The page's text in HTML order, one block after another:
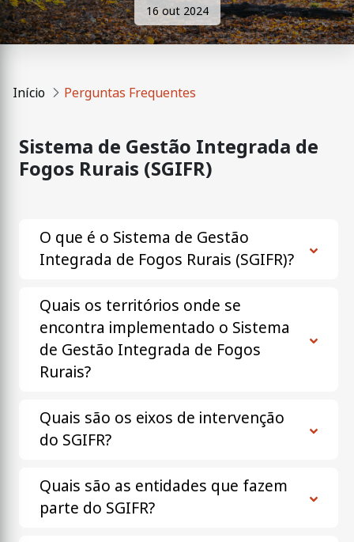
16 out 2024
Início Perguntas Frequentes
Sistema de Gestão Integrada de
Fogos Rurais (SGIFR)
O que é o Sistema de Gestão
Integrada de Fogos Rurais (SGIFR)?
Quais os territórios onde se
encontra implementado o Sistema
de Gestão Integrada de Fogos
Rurais?
Quais são os eixos de intervenção
do SGIFR?
Quais são as entidades que fazem
parte do SGIFR?